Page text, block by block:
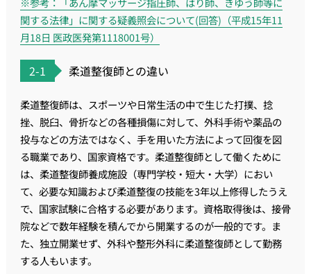
関する法律」に関する疑義照会について(回答)（平成15年11
月18日 医政医発第1118001号）
2-1 柔道整復師との違い
柔道整復師は、スポーツや日常生活の中で生じた打撲、捻
挫、脱臼、骨折などの各種損傷に対して、外科手術や薬品の
投与などの方法ではなく、手を用いた方法によって回復を図
る職業であり、国家資格です。柔道整復師として働くために
は、柔道整復師養成施設（専門学校・短大・大学）におい
て、必要な知識および柔道整復の技能を3年以上修得したうえ
で、国家試験に合格する必要があります。資格取得後は、接骨
院などで数年経験を積んでから開業するのが一般的です。ま
た、独立開業せず、外科や整形外科に柔道整復師として勤務
する人もいます。